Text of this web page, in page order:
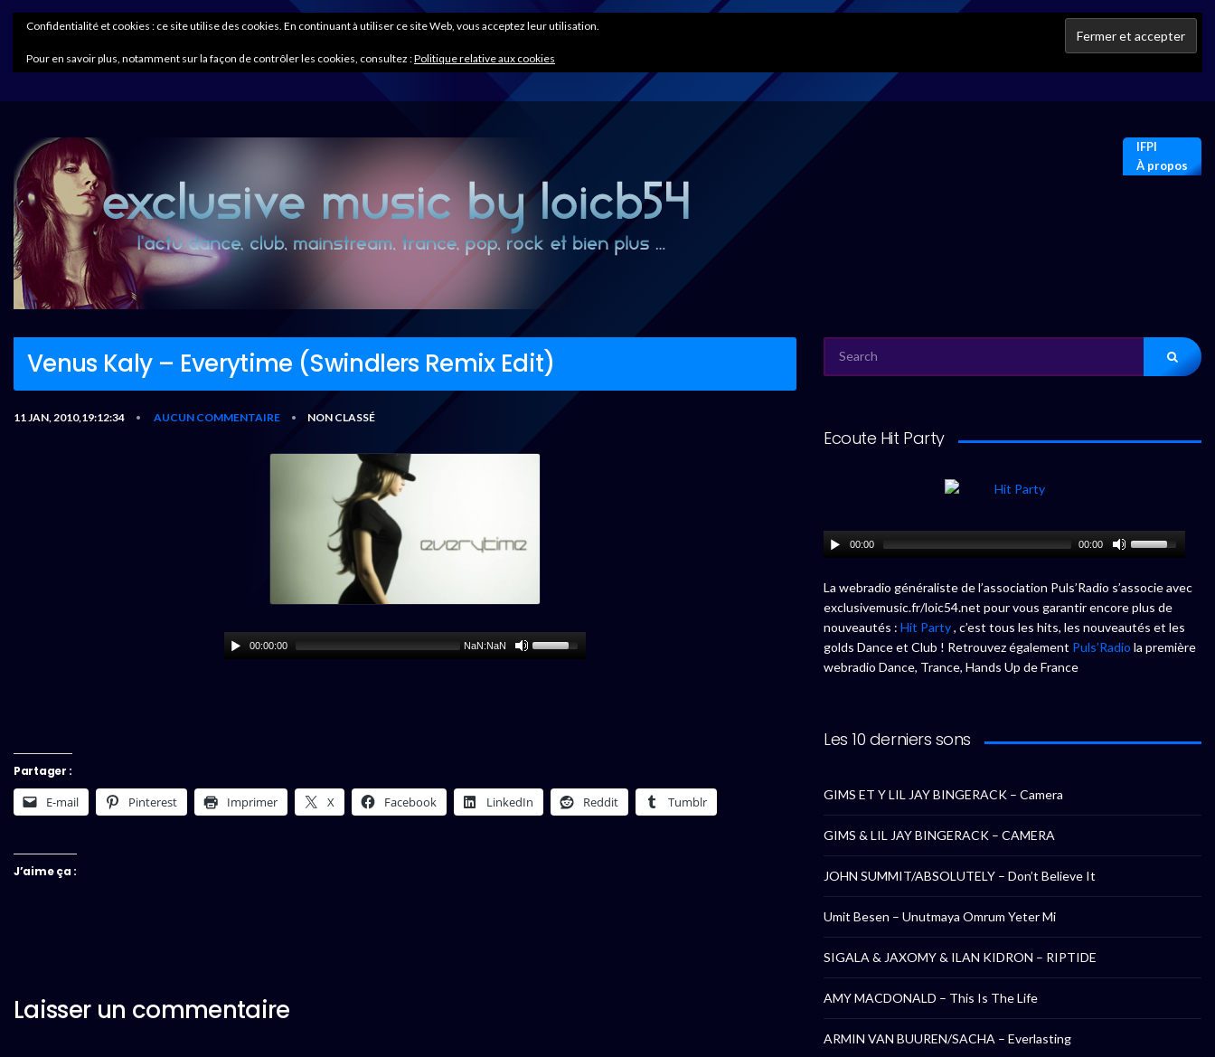
IFPI
À propos
Venus Kaly – Everytime (Swindlers Remix Edit)
11 JAN, 2010,19:12:34 • AUCUN COMMENTAIRE • NON CLASSÉ
00:00:00 NaN:NaN
Partager :
E-mail Pinterest Imprimer X Facebook LinkedIn Reddit Tumblr
J’aime ça :
Laisser un commentaire
FOR:
Ecoute Hit Party
00:00 00:00
La webradio généraliste de l’association Puls’Radio s’associe avec
exclusivemusic.fr/loic54.net pour vous garantir encore plus de
nouveautés : Hit Party, c’est tous les hits, les nouveautés et les
golds Dance et Club ! Retrouvez également Puls’Radio la première
webradio Dance, Trance, Hands Up de France
Les 10 derniers sons
GIMS ET Y LIL JAY BINGERACK – Camera
GIMS & LIL JAY BINGERACK – CAMERA
JOHN SUMMIT/ABSOLUTELY – Don’t Believe It
Umit Besen – Unutmaya Omrum Yeter Mi
SIGALA & JAXOMY & ILAN KIDRON – RIPTIDE
AMY MACDONALD – This Is The Life
ARMIN VAN BUUREN/SACHA – Everlasting
Confidentialité et cookies : ce site utilise des cookies. En continuant à utiliser ce site Web, vous acceptez leur utilisation.
Pour en savoir plus, notamment sur la façon de contrôler les cookies, consultez :Politique relative aux cookies